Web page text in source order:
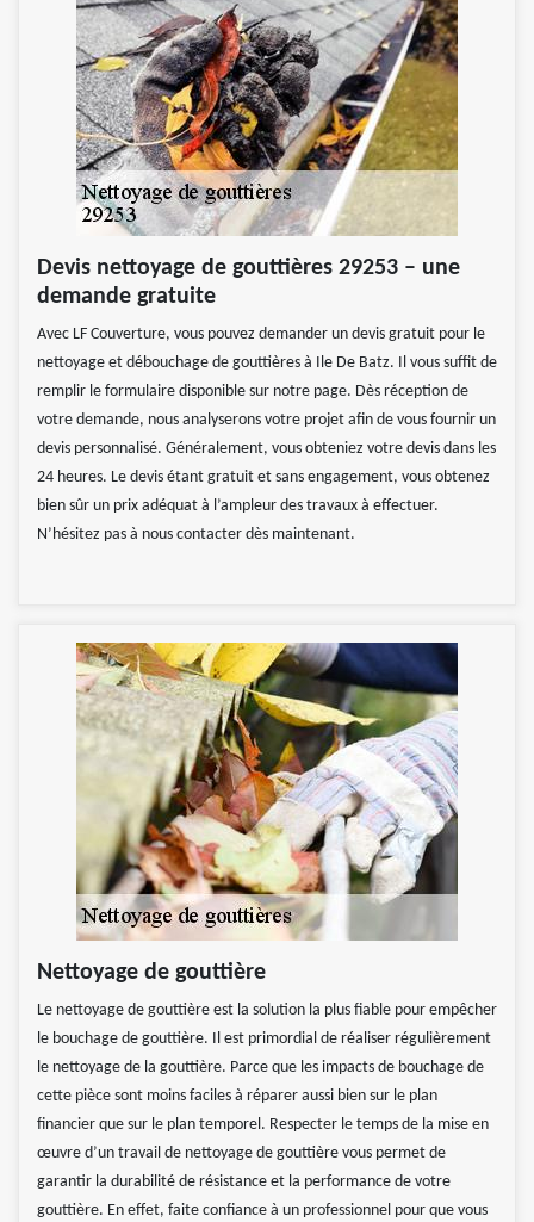
Devis nettoyage de gouttières 29253 – une
demande gratuite
Avec LF Couverture, vous pouvez demander un devis gratuit pour le
nettoyage et débouchage de gouttières à Ile De Batz. Il vous suffit de
remplir le formulaire disponible sur notre page. Dès réception de
votre demande, nous analyserons votre projet afin de vous fournir un
devis personnalisé. Généralement, vous obteniez votre devis dans les
24 heures. Le devis étant gratuit et sans engagement, vous obtenez
bien sûr un prix adéquat à l’ampleur des travaux à effectuer.
N’hésitez pas à nous contacter dès maintenant.
Nettoyage de gouttière
Le nettoyage de gouttière est la solution la plus fiable pour empêcher
le bouchage de gouttière. Il est primordial de réaliser régulièrement
le nettoyage de la gouttière. Parce que les impacts de bouchage de
cette pièce sont moins faciles à réparer aussi bien sur le plan
financier que sur le plan temporel. Respecter le temps de la mise en
œuvre d’un travail de nettoyage de gouttière vous permet de
garantir la durabilité de résistance et la performance de votre
gouttière. En effet, faite confiance à un professionnel pour que vous